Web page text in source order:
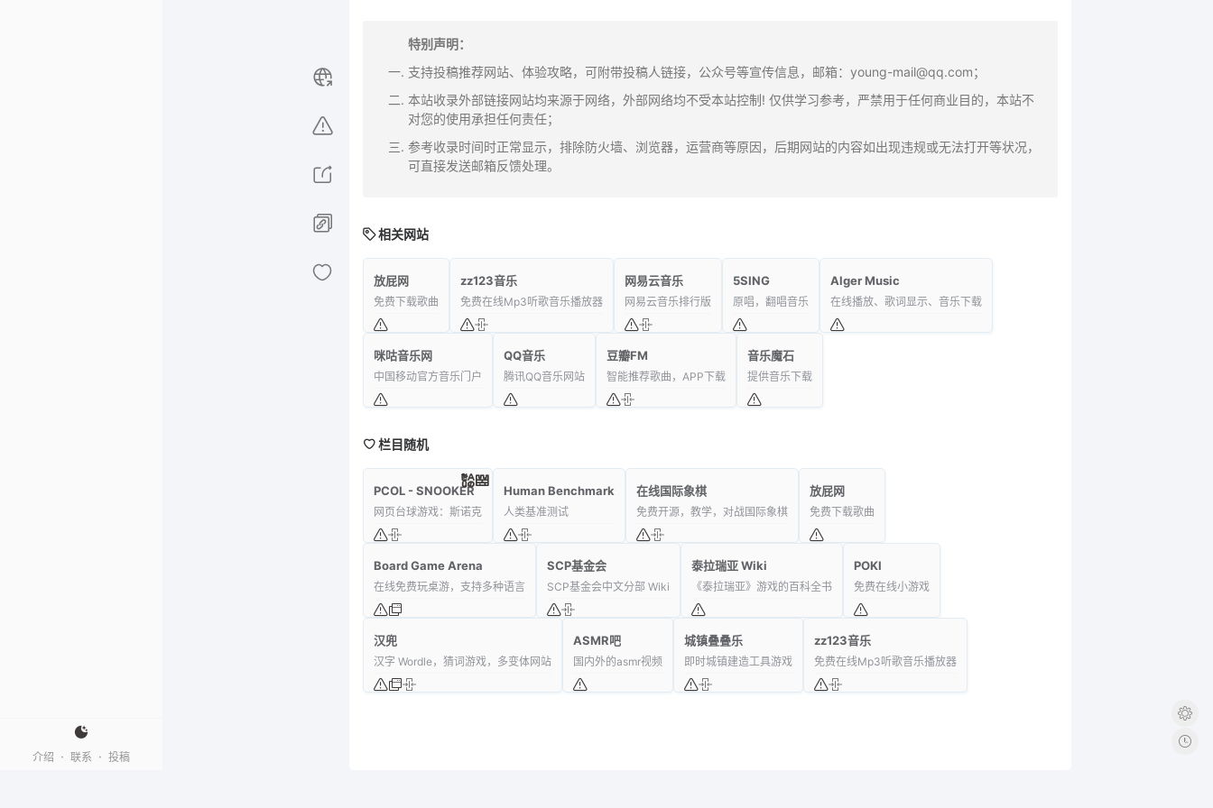
介绍 · 联系 · 投稿
特别声明：
支持投稿推荐网站、体验攻略，可附带投稿人链接，公众号等宣传信息，邮箱：young-mail@qq.com；
本站收录外部链接网站均来源于网络，外部网络均不受本站控制! 仅供学习参考，严禁用于任何商业目的，本站不
对您的使用承担任何责任；
参考收录时间时正常显示，排除防火墙、浏览器，运营商等原因，后期网站的内容如出现违规或无法打开等状况，
可直接发送邮箱反馈处理。
相关网站
放屁网
免费下载歌曲
zz123音乐
免费在线Mp3听歌音乐播放器
网易云音乐
网易云音乐排行版
5SING
原唱，翻唱音乐
Alger Music
在线播放、歌词显示、音乐下载
咪咕音乐网
中国移动官方音乐门户
QQ音乐
腾讯QQ音乐网站
豆瓣FM
智能推荐歌曲，APP下载
音乐魔石
提供音乐下载
栏目随机
PCOL - SNOOKER
网页台球游戏：斯诺克
Human Benchmark
人类基准测试
在线国际象棋
免费开源，教学，对战国际象棋
放屁网
免费下载歌曲
Board Game Arena
在线免费玩桌游，支持多种语言
SCP基金会
SCP基金会中文分部 Wiki
泰拉瑞亚 Wiki
《泰拉瑞亚》游戏的百科全书
POKI
免费在线小游戏
汉兜
汉字 Wordle，猜词游戏，多变体网站
ASMR吧
国内外的asmr视频
城镇叠叠乐
即时城镇建造工具游戏
zz123音乐
免费在线Mp3听歌音乐播放器